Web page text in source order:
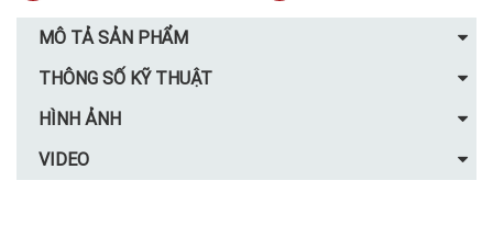
MÔ TẢ SẢN PHẨM
THÔNG SỐ KỸ THUẬT
HÌNH ẢNH
VIDEO